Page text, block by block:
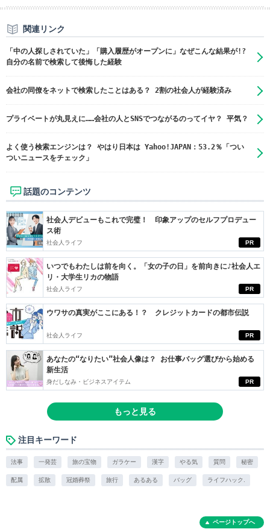
関連リンク
「中の人探しされていた」「購入履歴がオープンに」なぜこんな結果が!?
自分の名前で検索して後悔した経験
会社の同僚をネットで検索したことはある？ 2割の社会人が経験済み
プライベートが丸見えに……会社の人とSNSでつながるのってイヤ？ 平気？
よく使う検索エンジンは？ やはり日本は Yahoo!JAPAN：53.2％「つい
ついニュースをチェック」
話題のコンテンツ
PR
社会人デビューもこれで完璧！ 印象アップのセルフプロデュー
ス術
社会人ライフ
PR
いつでもわたしは前を向く。「女の子の日」を前向きに♪社会人エ
リ・大学生リカの物語
社会人ライフ
PR
ウワサの真実がここにある！？ クレジットカードの都市伝説
社会人ライフ
PR
あなたの“なりたい”社会人像は？ お仕事バッグ選びから始める
新生活
身だしなみ・ビジネスアイテム
もっと見る
注目キーワード
法事 一発芸 旅の宝物 ガラケー 漢字 やる気 質問 秘密
配属 拡散 冠婚葬祭 旅行 あるある バッグ ライフハック.
ページトップへ